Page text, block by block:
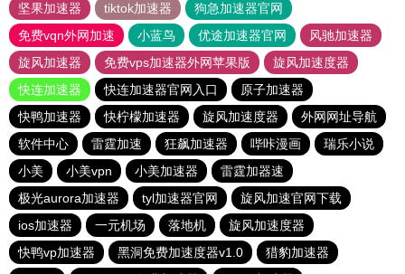
坚果加速器
tiktok加速器
狗急加速器官网
免费vqn外网加速
小蓝鸟 优途加速器官网
风驰加速器
旋风加速器
免费vps加速器外网苹果版
旋风加速度器
快连加速器
快连加速器官网入口
原子加速器
快鸭加速器
快柠檬加速器 旋风加速度器
外网网址导航
软件中心
雷霆加速 狂飙加速器 哔咔漫画
瑞乐小说
小美
小美vpn 小美加速器
雷霆加器速
极光aurora加速器
tyl加速器官网
旋风加速官网下载
ios加速器
一元机场 落地机
旋风加速度器
快鸭vp加速器
黑洞免费加速度器v1.0
猎豹加速器